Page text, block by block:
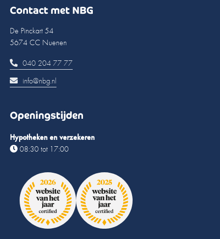
Contact met NBG
De Pinckart 54
5674 CC Nuenen
040 204 77 77
info@nbg.nl
Openingstijden
Hypotheken en verzekeren
08:30 tot 17:00